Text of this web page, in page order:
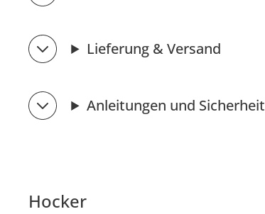
Lieferung & Versand
Anleitungen und Sicherheit
Hocker